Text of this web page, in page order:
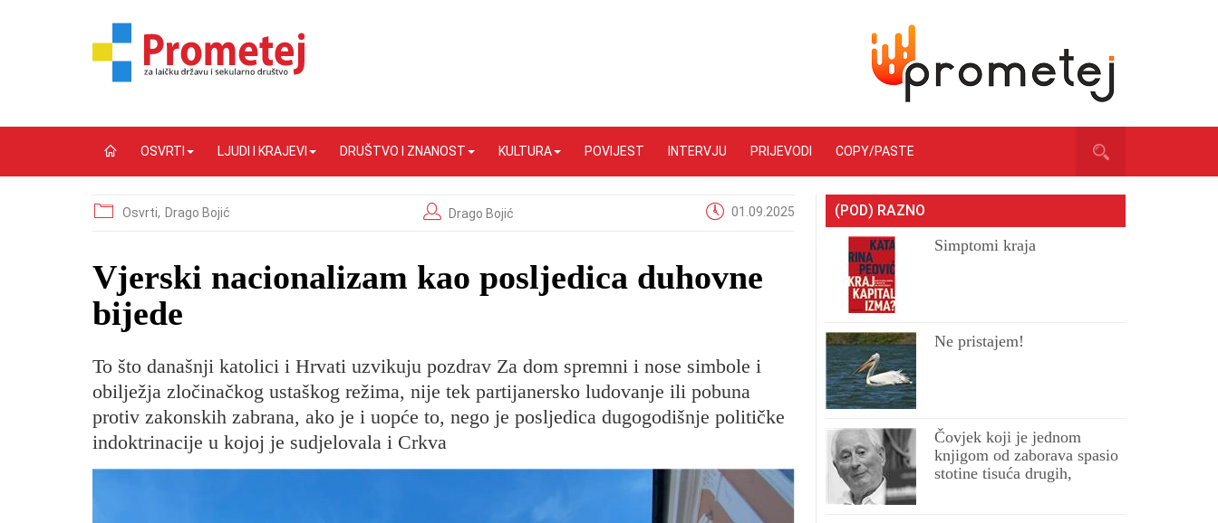
OSVRTI LJUDI I KRAJEVI DRUŠTVO I ZNANOST KULTURA POVIJEST INTERVJU PRIJEVODI COPY/PASTE
Osvrti, Drago Bojić Drago Bojić 01.09.2025
​Vjerski nacionalizam kao posljedica duhovne
bijede
To što današnji katolici i Hrvati uzvikuju pozdrav Za dom spremni i nose simbole i
obilježja zločinačkog ustaškog režima, nije tek partijanersko ludovanje ili pobuna
protiv zakonskih zabrana, ako je i uopće to, nego je posljedica dugogodišnje političke
indoktrinacije u kojoj je sudjelovala i Crkva
(POD) RAZNO
Simptomi kraja
Ne pristajem!
Čovjek koji je jednom
knjigom od zaborava spasio
stotine tisuća drugih,